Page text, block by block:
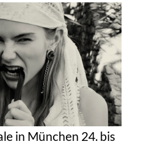
in München 24. bis